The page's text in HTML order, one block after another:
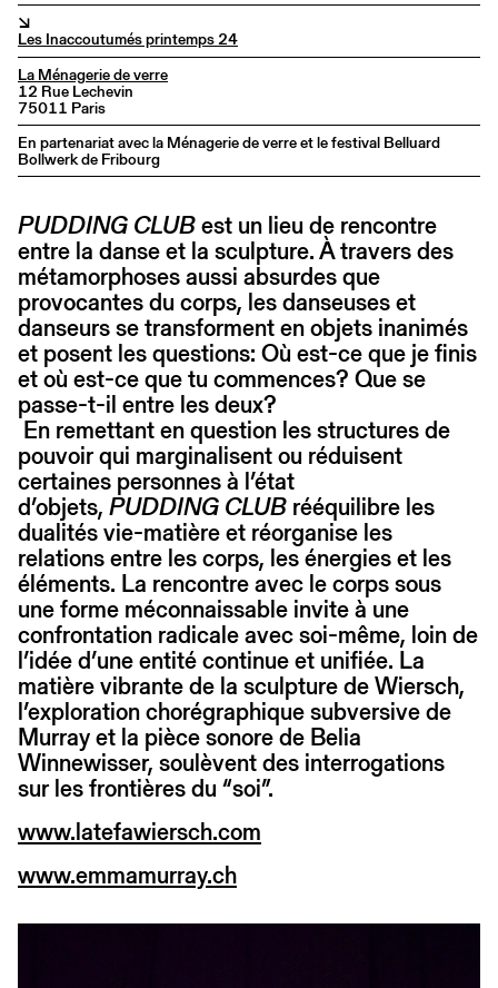
↘
Les Inaccoutumés printemps 24
La Ménagerie de verre
12 Rue Lechevin
75011 Paris
En partenariat avec la Ménagerie de verre et le festival Belluard
Bollwerk de Fribourg
PUDDING CLUBest un lieu de rencontre
entre la danse et la sculpture. À travers des
métamorphoses aussi absurdes que
provocantes du corps, les danseuses et
danseurs se transforment en objets inanimés
et posent les questions: Où est-ce que je finis
et où est-ce que tu commences? Que se
passe-t-il entre les deux?
En remettant en question les structures de
pouvoir qui marginalisent ou réduisent
certaines personnes à l’état
d’objets, PUDDING CLUB rééquilibre les
dualités vie-matière et réorganise les
relations entre les corps, les énergies et les
éléments. La rencontre avec le corps sous
une forme méconnaissable invite à une
confrontation radicale avec soi-même, loin de
l’idée d’une entité continue et unifiée. La
matière vibrante de la sculpture de Wiersch,
l’exploration chorégraphique subversive de
Murray et la pièce sonore de Belia
Winnewisser, soulèvent des interrogations
sur les frontières du “soi”.
www.latefawiersch.com
www.emmamurray.ch